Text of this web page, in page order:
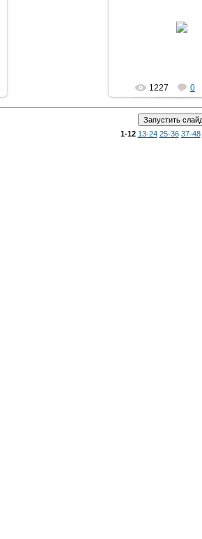
1227 0
1-12 13-24 25-36 37-48